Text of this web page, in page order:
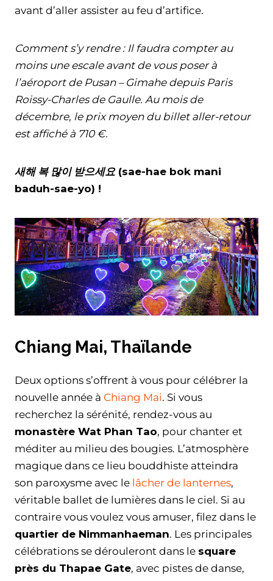
avant d’aller assister au feu d’artifice.
Comment s’y rendre : Il faudra compter au
moins une escale avant de vous poser à
l’aéroport de Pusan – Gimahe depuis Paris
Roissy-Charles de Gaulle. Au mois de
décembre, le prix moyen du billet aller-retour
est affiché à 710 €.
새해 복 많이 받으세요 (sae-hae bok mani
baduh-sae-yo) !
Chiang Mai, Thaïlande
Deux options s’offrent à vous pour célébrer la
nouvelle année à Chiang Mai. Si vous
recherchez la sérénité, rendez-vous au
monastère Wat Phan Tao, pour chanter et
méditer au milieu des bougies. L’atmosphère
magique dans ce lieu bouddhiste atteindra
son paroxysme avec le lâcher de lanternes,
véritable ballet de lumières dans le ciel. Si au
contraire vous voulez vous amuser, filez dans le
quartier de Nimmanhaeman. Les principales
célébrations se dérouleront dans le square
près du Thapae Gate, avec pistes de danse,